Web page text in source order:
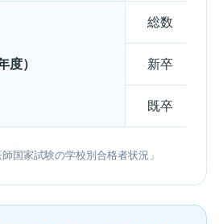
）
総数
新卒
既卒
国家試験の学校別合格者状況」